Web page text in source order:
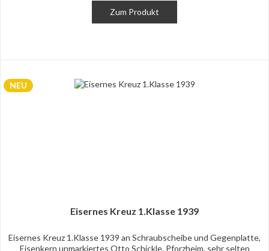
Zum Produkt
NEU
Eisernes Kreuz 1.Klasse 1939
Eisernes Kreuz 1.Klasse 1939 an Schraubscheibe und Gegenplatte,
Eisenkern unmarkiertes Otto Schickle, Pforzheim, sehr selten